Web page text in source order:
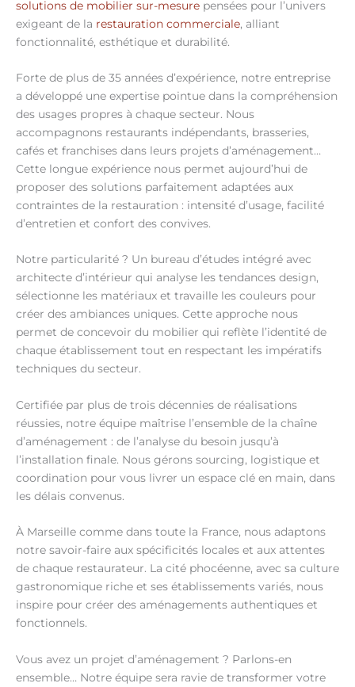
solutions de mobilier sur-mesure pensées pour l’univers
exigeant de la restauration commerciale, alliant
fonctionnalité, esthétique et durabilité.
Forte de plus de 35 années d’expérience, notre entreprise
a développé une expertise pointue dans la compréhension
des usages propres à chaque secteur. Nous
accompagnons restaurants indépendants, brasseries,
cafés et franchises dans leurs projets d’aménagement…
Cette longue expérience nous permet aujourd’hui de
proposer des solutions parfaitement adaptées aux
contraintes de la restauration : intensité d’usage, facilité
d’entretien et confort des convives.
Notre particularité ? Un bureau d’études intégré avec
architecte d’intérieur qui analyse les tendances design,
sélectionne les matériaux et travaille les couleurs pour
créer des ambiances uniques. Cette approche nous
permet de concevoir du mobilier qui reflète l’identité de
chaque établissement tout en respectant les impératifs
techniques du secteur.
Certifiée par plus de trois décennies de réalisations
réussies, notre équipe maîtrise l’ensemble de la chaîne
d’aménagement : de l’analyse du besoin jusqu’à
l’installation finale. Nous gérons sourcing, logistique et
coordination pour vous livrer un espace clé en main, dans
les délais convenus.
À Marseille comme dans toute la France, nous adaptons
notre savoir-faire aux spécificités locales et aux attentes
de chaque restaurateur. La cité phocéenne, avec sa culture
gastronomique riche et ses établissements variés, nous
inspire pour créer des aménagements authentiques et
fonctionnels.
Vous avez un projet d’aménagement ? Parlons-en
ensemble… Notre équipe sera ravie de transformer votre